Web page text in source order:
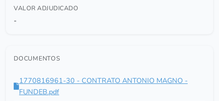
VALOR ADJUDICADO
-
DOCUMENTOS
1770816961-30 - CONTRATO ANTONIO MAGNO -
FUNDEB.pdf